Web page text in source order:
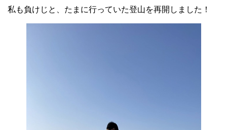
私も負けじと、たまに行っていた登山を再開しました！